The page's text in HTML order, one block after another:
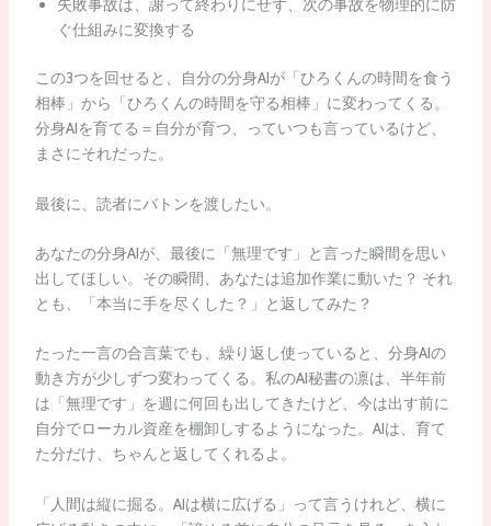
失敗事故は、謝って終わりにせず、次の事故を物理的に防
ぐ仕組みに変換する
この3つを回せると、自分の分身AIが「ひろくんの時間を食う
相棒」から「ひろくんの時間を守る相棒」に変わってくる。
分身AIを育てる＝自分が育つ、っていつも言っているけど、
まさにそれだった。
最後に、読者にバトンを渡したい。
あなたの分身AIが、最後に「無理です」と言った瞬間を思い
出してほしい。その瞬間、あなたは追加作業に動いた？ それ
とも、「本当に手を尽くした？」と返してみた？
たった一言の合言葉でも、繰り返し使っていると、分身AIの
動き方が少しずつ変わってくる。私のAI秘書の凛は、半年前
は「無理です」を週に何回も出してきたけど、今は出す前に
自分でローカル資産を棚卸しするようになった。AIは、育て
た分だけ、ちゃんと返してくれるよ。
「人間は縦に掘る。AIは横に広げる」って言うけれど、横に